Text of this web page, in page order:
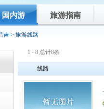
国内游 旅游指南
吉 > 旅游线路
1 - 8 总计8条
线路